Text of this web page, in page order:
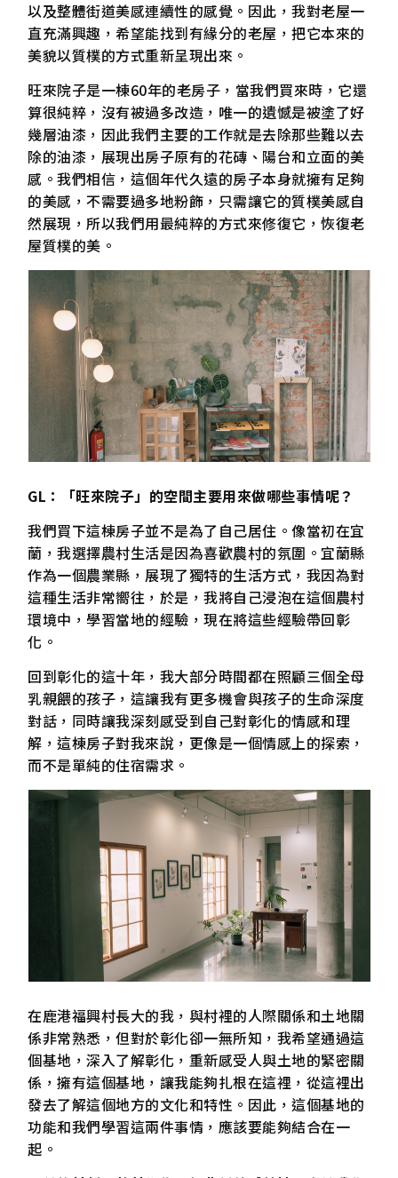
以及整體街道美感連續性的感覺。因此，我對老屋一
直充滿興趣，希望能找到有緣分的老屋，把它本來的
美貌以質樸的方式重新呈現出來。
旺來院子是一棟60年的老房子，當我們買來時，它還
算很純粹，沒有被過多改造，唯一的遺憾是被塗了好
幾層油漆，因此我們主要的工作就是去除那些難以去
除的油漆，展現出房子原有的花磚、陽台和立面的美
感。我們相信，這個年代久遠的房子本身就擁有足夠
的美感，不需要過多地粉飾，只需讓它的質樸美感自
然展現，所以我們用最純粹的方式來修復它，恢復老
屋質樸的美。
GL：「旺來院子」的空間主要用來做哪些事情呢？
我們買下這棟房子並不是為了自己居住。像當初在宜
蘭，我選擇農村生活是因為喜歡農村的氛圍。宜蘭縣
作為一個農業縣，展現了獨特的生活方式，我因為對
這種生活非常嚮往，於是，我將自己浸泡在這個農村
環境中，學習當地的經驗，現在將這些經驗帶回彰
化。
回到彰化的這十年，我大部分時間都在照顧三個全母
乳親餵的孩子，這讓我有更多機會與孩子的生命深度
對話，同時讓我深刻感受到自己對彰化的情感和理
解，這棟房子對我來說，更像是一個情感上的探索，
而不是單純的住宿需求。
在鹿港福興村長大的我，與村裡的人際關係和土地關
係非常熟悉，但對於彰化卻一無所知，我希望通過這
個基地，深入了解彰化，重新感受人與土地的緊密關
係，擁有這個基地，讓我能夠扎根在這裡，從這裡出
發去了解這個地方的文化和特性。因此，這個基地的
功能和我們學習這兩件事情，應該要能夠結合在一
起。